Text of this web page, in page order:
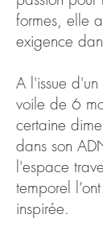
formes, elle
exigence
​A l'issue
voile de 6
certaine
dans son
l'espace
temporel
inspirée.